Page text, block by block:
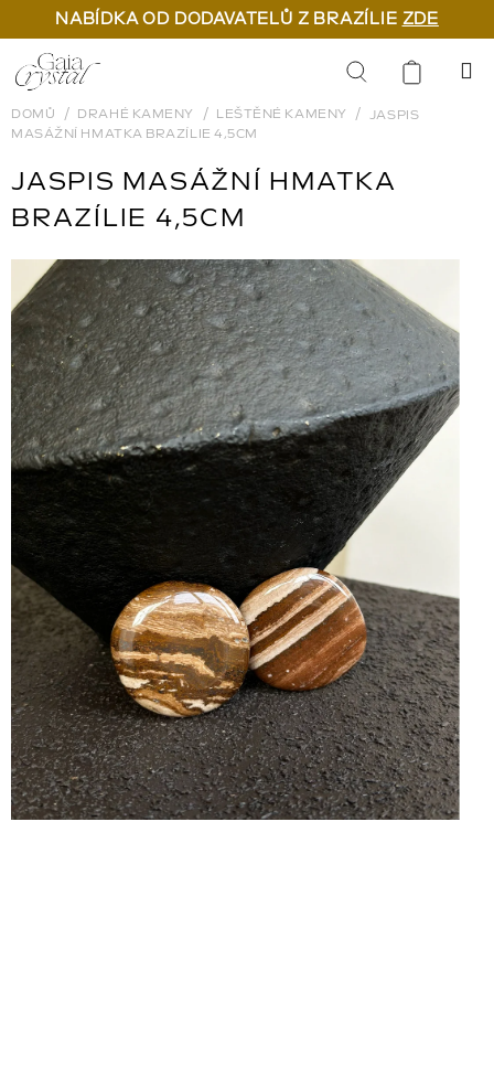
NABÍDKA OD DODAVATELŮ Z BRAZÍLIE ZDE
Přejít
na
obsah
Hledat
DOMŮ DRAHÉ KAMENY LEŠTĚNÉ KAMENY
JASPIS
MASÁŽNÍ HMATKA BRAZÍLIE 4,5CM
JASPIS MASÁŽNÍ HMATKA
BRAZÍLIE 4,5CM